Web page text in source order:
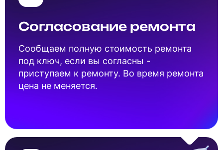
Согласование ремонта
Cообщаем полную стоимость ремонта
под ключ, если вы согласны -
приступаем к ремонту. Во время ремонта
цена не меняется.